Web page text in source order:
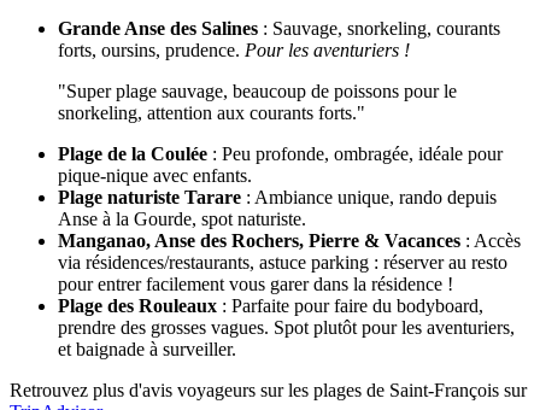
Grande Anse des Salines : Sauvage, snorkeling, courants
forts, oursins, prudence. Pour les aventuriers !
"Super plage sauvage, beaucoup de poissons pour le
snorkeling, attention aux courants forts."
Plage de la Coulée : Peu profonde, ombragée, idéale pour
pique-nique avec enfants.
Plage naturiste Tarare : Ambiance unique, rando depuis
Anse à la Gourde, spot naturiste.
Manganao, Anse des Rochers, Pierre & Vacances : Accès
via résidences/restaurants, astuce parking : réserver au resto
pour entrer facilement vous garer dans la résidence !
Plage des Rouleaux : Parfaite pour faire du bodyboard,
prendre des grosses vagues. Spot plutôt pour les aventuriers,
et baignade à surveiller.
Retrouvez plus d'avis voyageurs sur les plages de Saint-François sur